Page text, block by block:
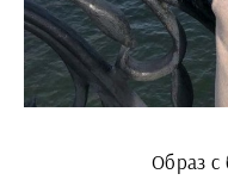
Образ с